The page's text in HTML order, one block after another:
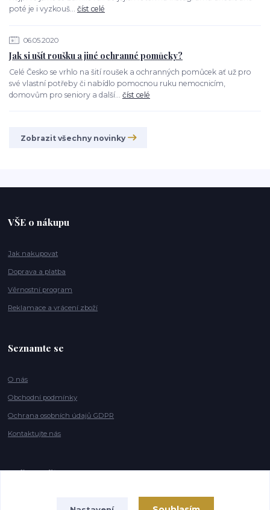
poté je i vyzkouš... číst celé
06.05.2020
Jak si ušít roušku a jiné ochranné pomůcky?
Celé Česko se vrhlo na šití roušek a ochranných pomůcek ať už pro
své vlastní potřeby či nabídlo pomocnou ruku nemocnicím,
domovům pro seniory a další... číst celé
Zobrazit všechny novinky
VŠE o nákupu
Jak nakupovat
Doprava a platba
Věrnostní program
Reklamace a vrácení zboží
Seznamte se
O nás
Obchodní podmínky
Ochrana osobních údajů GDPR
Kontaktujte nás
Naše značky